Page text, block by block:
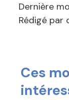
Dernière
Rédigé par
Ces